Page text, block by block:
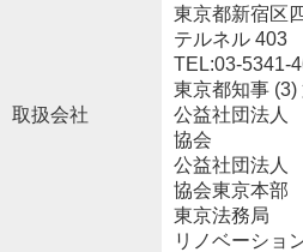
取扱会社
東京都新宿区
テルネル 403
TEL:03-5341-
東京都知事 (3)
公益社団法人
協会
公益社団法人
協会東京本部
東京法務局
リノベーショ